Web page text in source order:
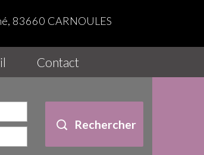
83660 CARNOULES
contact
Rechercher